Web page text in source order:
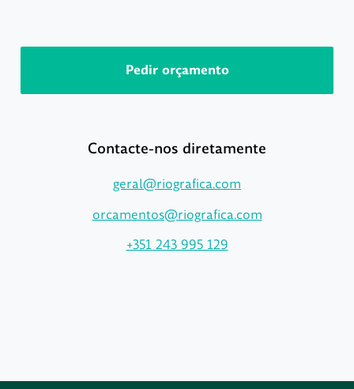
Pedir orçamento
Contacte-nos diretamente
geral@riografica.com
orcamentos@riografica.com
+351 243 995 129